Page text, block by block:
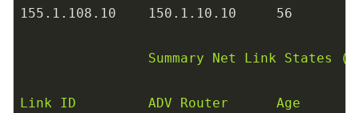
155.1 .108 .10 150.1 .10 .10 56
Summary Net Link States
Link ID ADV Router Age